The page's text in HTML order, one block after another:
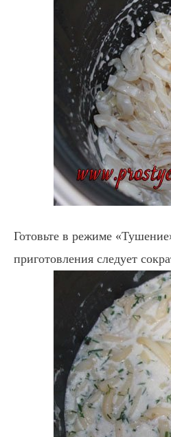
Готовьте в режиме
приготовления следует